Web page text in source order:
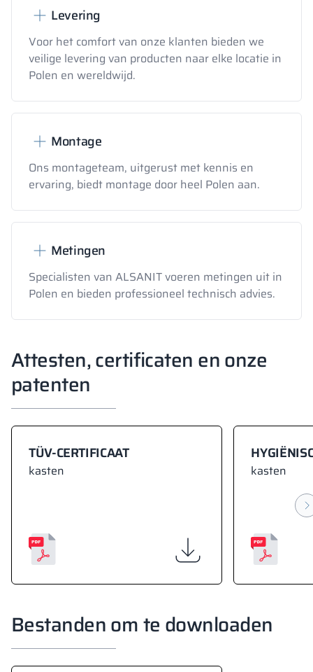
Levering
Voor het comfort van onze klanten bieden we
veilige levering van producten naar elke locatie in
Polen en wereldwijd.
Montage
Ons montageteam, uitgerust met kennis en
ervaring, biedt montage door heel Polen aan.
Metingen
Specialisten van ALSANIT voeren metingen uit in
Polen en bieden professioneel technisch advies.
Attesten, certificaten en onze
patenten
TÜV-CERTIFICAAT
kasten kasten
Bestanden om te downloaden